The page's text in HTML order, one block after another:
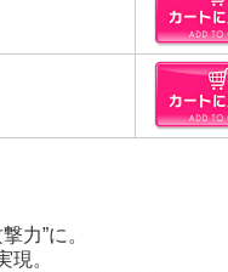
力”に。
。